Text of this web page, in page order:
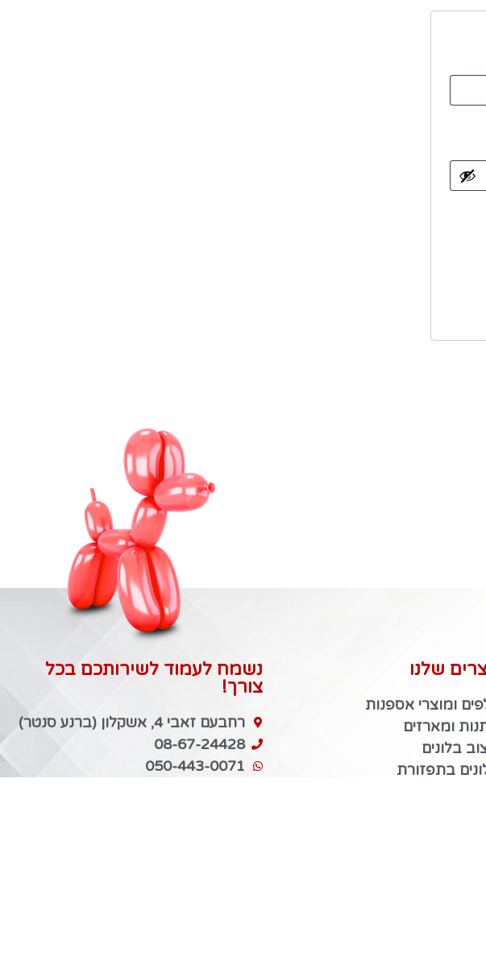
שלנו
ומוצרי אספנות
ומארזים
בלונים
בתפזורת
נשמח לעמוד לשירותכם בכל
צורך!
רחבעם זאבי 4, אשקלון (ברנע סנטר)
08-67-24428
050-443-0071